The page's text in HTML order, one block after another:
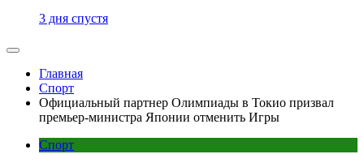
3 дня спустя
Главная
Спорт
Официальный партнер Олимпиады в Токио призвал
премьер-министра Японии отменить Игры
Спорт